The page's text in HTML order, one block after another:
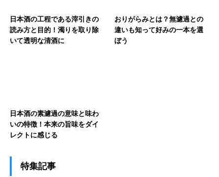
日本酒の工程である滓引きの
読み方と目的！濁りを取り除
いて透明な清酒に
おりがらみとは？無濾過との
違いも知って好みの一本を選
ぼう
日本酒の素濾過の意味と味わ
いの特徴！本来の旨味をダイ
レクトに感じる
特集記事